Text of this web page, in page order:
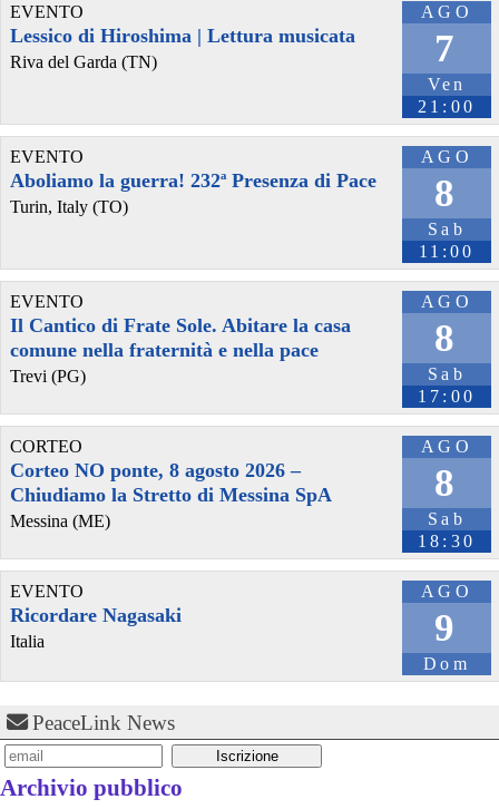
@Ransomlook
New post from #Pear : South Plains Rural Health Services, Inc.
More at : ransomlook.io/group/Pear
@Ransomlook - 13/7/2026 14:53
New post from # Pear : Faro Products Inc.
Ransomware
@Ransomlook - 8/7/2026 10:55
AGO
7
Ven
21:00
EVENTO
Lessico di Hiroshima | Lettura musicata
Riva del Garda (TN)
AGO
8
Sab
11:00
EVENTO
Aboliamo la guerra! 232ª Presenza di Pace
Turin, Italy (TO)
AGO
8
Sab
17:00
EVENTO
Il Cantico di Frate Sole. Abitare la casa
comune nella fraternità e nella pace
Trevi (PG)
AGO
8
Sab
18:30
CORTEO
Corteo NO ponte, 8 agosto 2026 –
Chiudiamo la Stretto di Messina SpA
Messina (ME)
AGO
9
Dom
EVENTO
Ricordare Nagasaki
Italia
PeaceLink News
Archivio pubblico